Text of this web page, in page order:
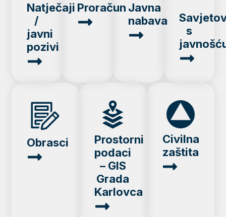
Natječaji
/
javni
pozivi
Proračun Javna
nabava
s
Obrasci
Prostorni
podaci
– GIS
Grada
Karlovca
Civilna
zaštita